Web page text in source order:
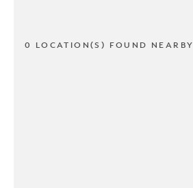
0 LOCATION(S) FOUND NEARBY